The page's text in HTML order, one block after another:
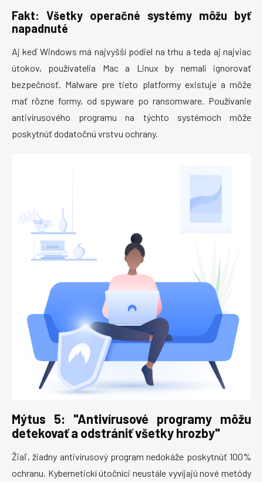
Fakt: Všetky operačné systémy môžu byť
napadnuté
Aj keď Windows má najvyšší podiel na trhu a teda aj najviac
útokov, používatelia Mac a Linux by nemali ignorovať
bezpečnosť. Malware pre tieto platformy existuje a môže
mať rôzne formy, od spyware po ransomware. Používanie
antivírusového programu na týchto systémoch môže
poskytnúť dodatočnú vrstvu ochrany.
Mýtus 5: "Antivírusové programy môžu
detekovať a odstrániť všetky hrozby"
Žiaľ, žiadny antivírusový program nedokáže poskytnúť 100%
ochranu. Kybernetickí útočníci neustále vyvíjajú nové metódy